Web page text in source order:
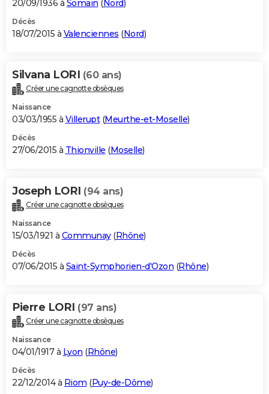
20/09/1936 à Somain ( Nord)
Décès
18/07/2015 à Valenciennes (Nord)
Silvana LORI (60 ans)
Créer une cagnotte obsèques
Naissance
03/03/1955 à Villerupt(Meurthe-et-Moselle)
Décès
27/06/2015 à Thionville (Moselle)
Joseph LORI (94 ans)
Créer une cagnotte obsèques
Naissance
15/03/1921 à Communay(Rhône)
Décès
07/06/2015 à Saint-Symphorien-d'Ozon (Rhône)
Pierre LORI (97 ans)
Créer une cagnotte obsèques
Naissance
04/01/1917 à Lyon (Rhône)
Décès
22/12/2014 à Riom (Puy-de-Dôme)